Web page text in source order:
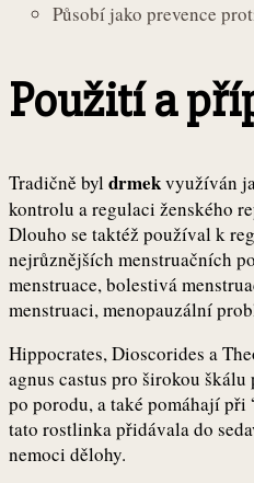
Působí jako prevence
Použití a
Tradičně byl drmekvyužíván
kontrolu a regulaci ženského
Dlouho se taktéž používal k
nejrůznějších menstruačních
menstruace, bolestivá
menstruaci, menopauzální
Hippocrates, Dioscorides a
agnus castus pro širokou
po porodu, a také pomáhají při
tato rostlinka přidávala do
nemoci dělohy.